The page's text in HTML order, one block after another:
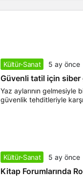
Kültür-Sanat 5 ay önce
Güvenli tatil için
Yaz aylarının
güvenlik tehditleriyle
Kültür-Sanat 5 ay önce
Kitap Forumlarında